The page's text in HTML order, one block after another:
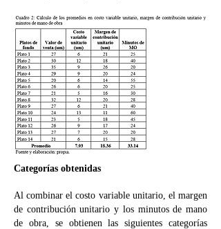
Categorías obtenidas
Al combinar el costo variable unitario, el margen
de contribución unitario y los minutos de mano
de obra, se obtienen las siguientes categorías